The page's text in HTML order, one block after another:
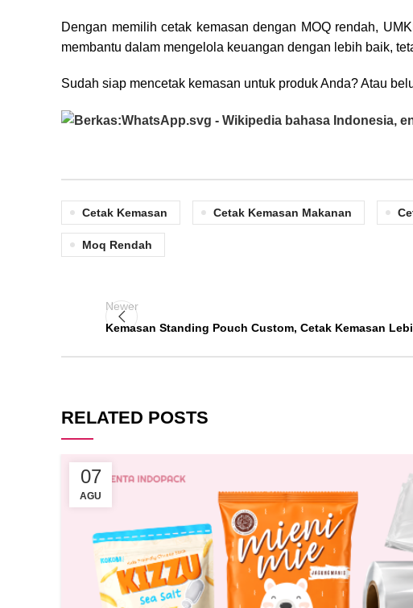
Dengan memilih cetak kemasan dengan MOQ rendah,
membantu dalam mengelola keuangan dengan lebih baik,
Sudah siap mencetak kemasan untuk produk Anda? Atau
Cetak Kemasan Cetak Kemasan Makanan
Moq Rendah
Newer
Kemasan Standing Pouch Custom, Cetak Kemasan
RELATED POSTS
07
AGU